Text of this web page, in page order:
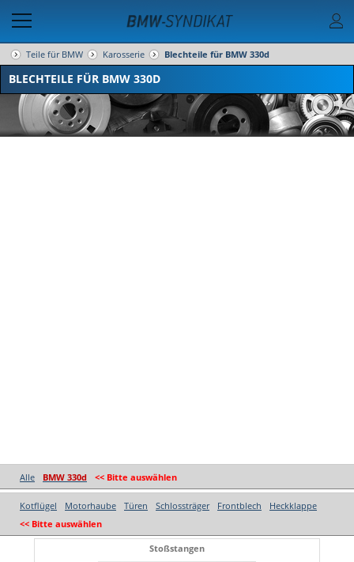
Teile für BMW Karosserie Blechteile für BMW 330d
BLECHTEILE FÜR BMW 330D
Alle BMW 330d << Bitte auswählen
Kotflügel Motorhaube Türen Schlossträger Frontblech
Heckklappe
<< Bitte auswählen
Stoßstangen